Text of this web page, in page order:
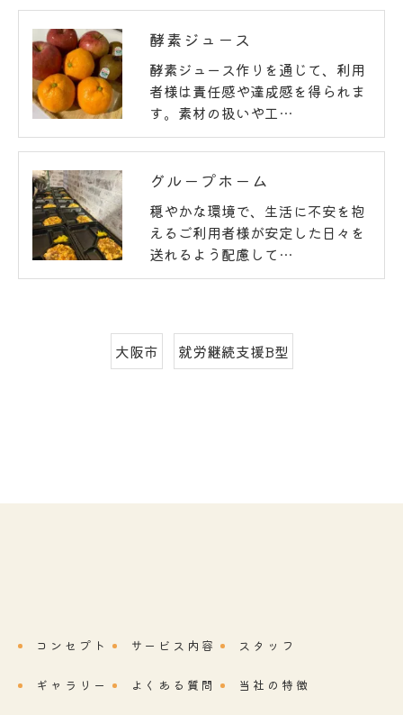
酵素ジュース
酵素ジュース作りを通じて、利用
者様は責任感や達成感を得られま
す。素材の扱いや工…
グループホーム
穏やかな環境で、生活に不安を抱
えるご利用者様が安定した日々を
送れるよう配慮して…
大阪市 就労継続支援B型
コンセプト サービス内容 スタッフ
ギャラリー よくある質問 当社の特徴